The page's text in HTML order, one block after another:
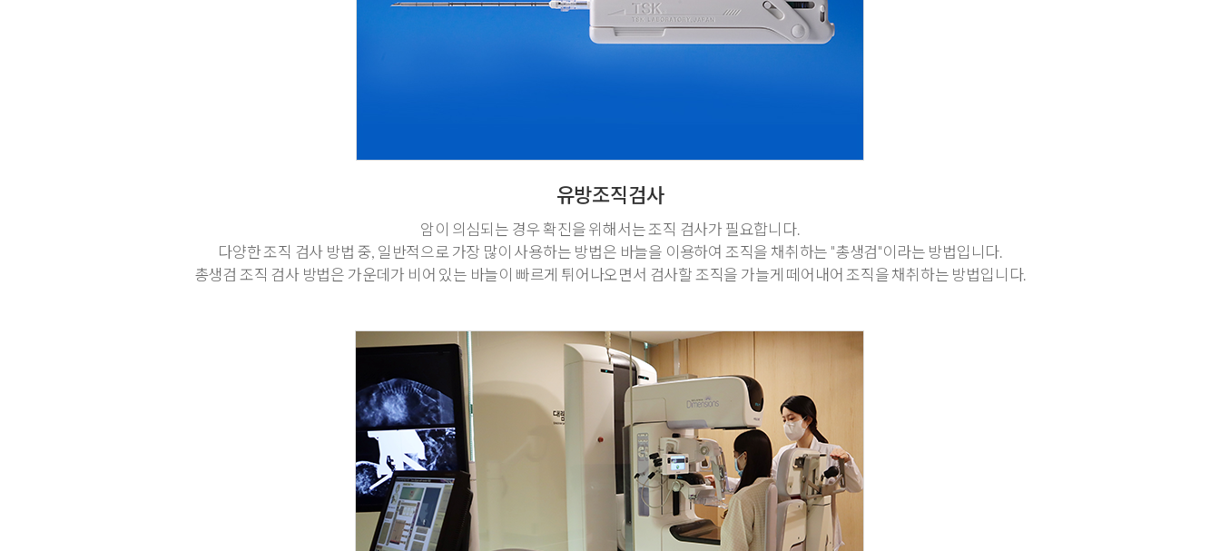
유방조직검사
암이 의심되는 경우 확진을 위해서는 조직 검사가 필요합니다.
다양한 조직 검사 방법 중, 일반적으로 가장 많이 사용하는 방법은 바늘을 이용하여 조직을 채취하는 "총생검"이라는 방법입니다.
총생검 조직 검사 방법은 가운데가 비어 있는 바늘이 빠르게 튀어나오면서 검사할 조직을 가늘게 떼어내어 조직을 채취하는 방법입니다.